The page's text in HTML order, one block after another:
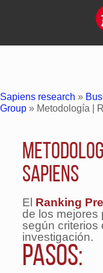
Sapiens research »
Group » Metodología |
Sapiens
El Ranking
de los mejores
según criterios
investigación.
Pasos: